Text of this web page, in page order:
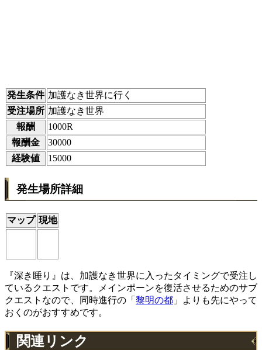
発生条件 加護なき世界に行く
受注場所 加護なき世界
報酬
1000R
報酬金
30000
経験値
15000
発生場所詳細
マップ 現地
『深き睡り』は、加護なき世界に入ったタイミングで受注し
ているクエストです。メインポーンを復活させるためのサブ
クエストなので、同時進行の「 黎明の都 」よりも先にやって
おくのがおすすめです。
関連リンク